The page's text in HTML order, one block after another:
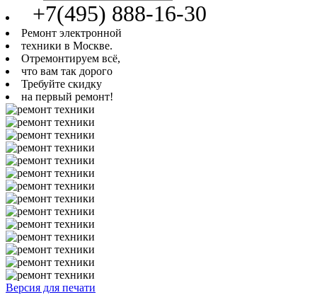
+7(495) 888-16-30
Ремонт электронной
техники в Москве.
Отремонтируем всё,
что вам так дорого
Требуйте скидку
на первый ремонт!
Версия для печати